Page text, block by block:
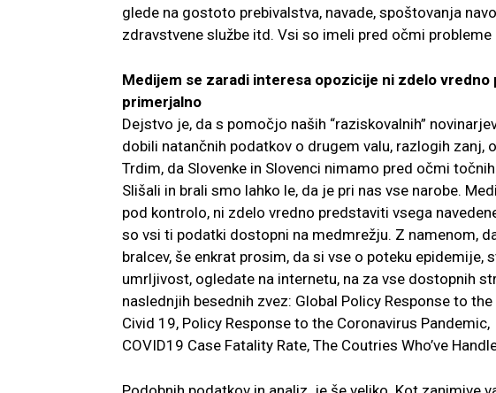
glede na gostoto prebivalstva, navade, spoštovanja
zdravstvene službe itd. Vsi so imeli pred očmi
Medijem se zaradi interesa opozicije ni zdelo
primerjalno
Dejstvo je, da s pomočjo naših “raziskovalnih”
dobili natančnih podatkov o drugem valu, razlogih zanj,
Trdim, da Slovenke in Slovenci nimamo pred očmi
Slišali in brali smo lahko le, da je pri nas vse narobe.
pod kontrolo, ni zdelo vredno predstaviti vsega
so vsi ti podatki dostopni na medmrežju. Z namenom,
bralcev, še enkrat prosim, da si vse o poteku
umrljivost, ogledate na internetu, na za vse dostopnih
naslednjih besednih zvez: Global Policy Response to
Civid 19, Policy Response to the Coronavirus
COVID19 Case Fatality Rate, The Coutries Who’ve